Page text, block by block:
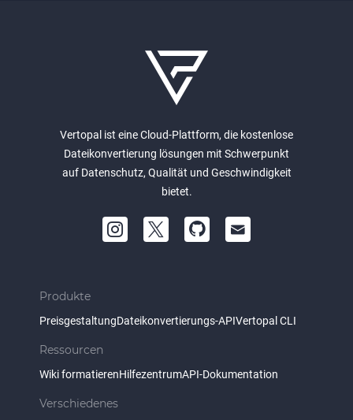
Vertopal ist eine Cloud-Plattform, die kostenlose
Dateikonvertierung lösungen mit Schwerpunkt
auf Datenschutz, Qualität und Geschwindigkeit
bietet.
Produkte
PreisgestaltungDateikonvertierungs-APIVertopal CLI
Ressourcen
Wiki formatierenHilfezentrumAPI-Dokumentation
Verschiedenes